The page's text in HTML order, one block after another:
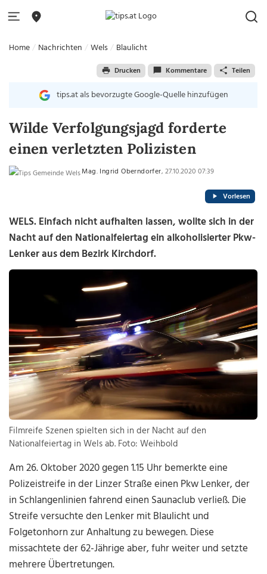
Home Nachrichten Wels Blaulicht
Drucken Kommentare Teilen
tips.at als bevorzugte Google-Quelle hinzufügen
Wilde Verfolgungsjagd forderte
einen verletzten Polizisten
Mag. Ingrid Oberndorfer, 27.10.2020 07:39
Vorlesen
WELS. Einfach nicht aufhalten lassen, wollte sich in der
Nacht auf den Nationalfeiertag ein alkoholisierter Pkw-
Lenker aus dem Bezirk Kirchdorf.
Filmreife Szenen spielten sich in der Nacht auf den
Nationalfeiertag in Wels ab. Foto: Weihbold
Am 26. Oktober 2020 gegen 1.15 Uhr bemerkte eine
Polizeistreife in der Linzer Straße einen Pkw Lenker, der
in Schlangenlinien fahrend einen Saunaclub verließ. Die
Streife versuchte den Lenker mit Blaulicht und
Folgetonhorn zur Anhaltung zu bewegen. Diese
missachtete der 62-Jährige aber, fuhr weiter und setzte
mehrere Übertretungen.